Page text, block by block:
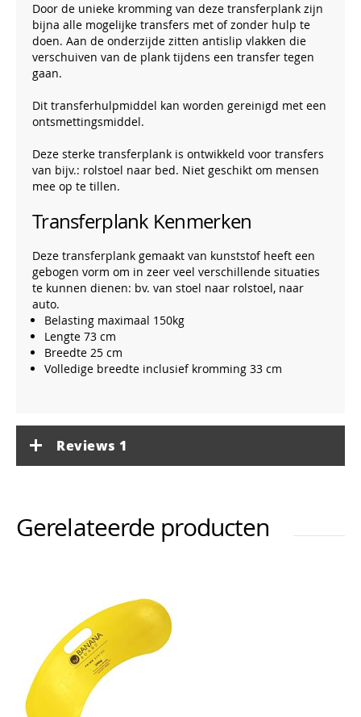
Door de unieke kromming van deze transferplank zijn
bijna alle mogelijke transfers met of zonder hulp te
doen. Aan de onderzijde zitten antislip vlakken die
verschuiven van de plank tijdens een transfer tegen
gaan.
Dit transferhulpmiddel kan worden gereinigd met een
ontsmettingsmiddel.
Deze sterke transferplank is ontwikkeld voor transfers
van bijv.: rolstoel naar bed. Niet geschikt om mensen
mee op te tillen.
Transferplank Kenmerken
Deze transferplank gemaakt van kunststof heeft een
gebogen vorm om in zeer veel verschillende situaties
te kunnen dienen: bv. van stoel naar rolstoel, naar
auto.
Belasting maximaal 150kg
Lengte 73 cm
Breedte 25 cm
Volledige breedte inclusief kromming 33 cm
Reviews 1
Gerelateerde producten